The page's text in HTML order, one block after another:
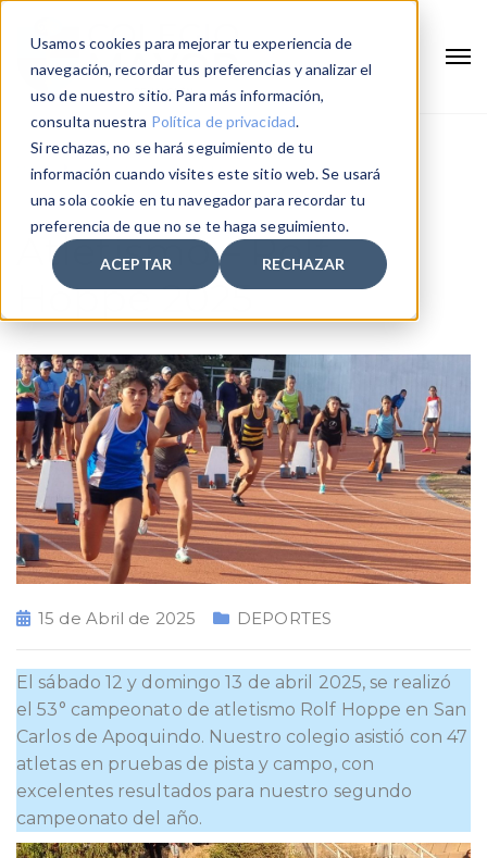
Usamos cookies para mejorar tu experiencia de
navegación, recordar tus preferencias y analizar el
uso de nuestro sitio. Para más información,
consulta nuestra Política de privacidad.
Si rechazas, no se hará seguimiento de tu
información cuando visites este sitio web. Se usará
una sola cookie en tu navegador para recordar tu
preferencia de que no se te haga seguimiento.
ACEPTAR RECHAZAR
Home Atletismo – Rolf Hoppe 2025
Atletismo – Rolf
Hoppe 2025
15 de Abril de 2025 DEPORTES
El sábado 12 y domingo 13 de abril 2025, se realizó
el 53° campeonato de atletismo Rolf Hoppe en San
Carlos de Apoquindo. Nuestro colegio asistió con 47
atletas en pruebas de pista y campo, con
excelentes resultados para nuestro segundo
campeonato del año.